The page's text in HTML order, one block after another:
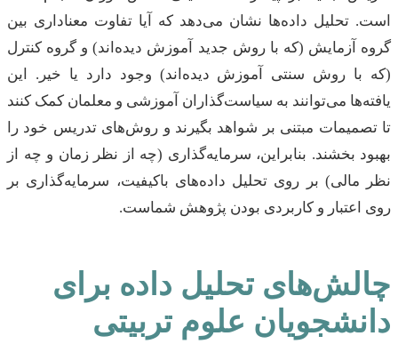
است. تحلیل داده‌ها نشان می‌دهد که آیا تفاوت معناداری بین
گروه آزمایش (که با روش جدید آموزش دیده‌اند) و گروه کنترل
(که با روش سنتی آموزش دیده‌اند) وجود دارد یا خیر. این
یافته‌ها می‌توانند به سیاست‌گذاران آموزشی و معلمان کمک کنند
تا تصمیمات مبتنی بر شواهد بگیرند و روش‌های تدریس خود را
بهبود بخشند. بنابراین، سرمایه‌گذاری (چه از نظر زمان و چه از
نظر مالی) بر روی تحلیل داده‌های باکیفیت، سرمایه‌گذاری بر
روی اعتبار و کاربردی بودن پژوهش شماست.
چالش‌های تحلیل داده برای
دانشجویان علوم تربیتی